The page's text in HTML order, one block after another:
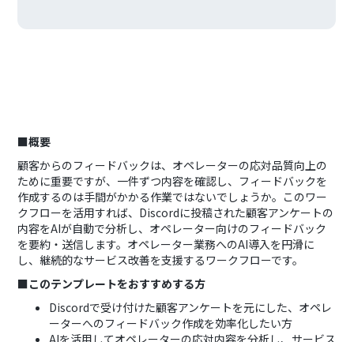
■概要
顧客からのフィードバックは、オペレーターの応対品質向上の
ために重要ですが、一件ずつ内容を確認し、フィードバックを
作成するのは手間がかかる作業ではないでしょうか。このワー
クフローを活用すれば、Discordに投稿された顧客アンケートの
内容をAIが自動で分析し、オペレーター向けのフィードバック
を要約・送信します。オペレーター業務へのAI導入を円滑に
し、継続的なサービス改善を支援するワークフローです。
■このテンプレートをおすすめする方
Discordで受け付けた顧客アンケートを元にした、オペレ
ーターへのフィードバック作成を効率化したい方
AIを活用してオペレーターの応対内容を分析し、サービス